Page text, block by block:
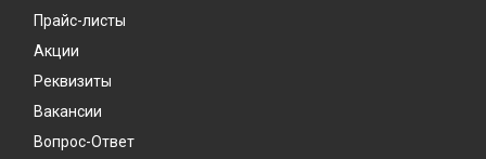
Прайс-листы
Акции
Реквизиты
Вакансии
Вопрос-Ответ